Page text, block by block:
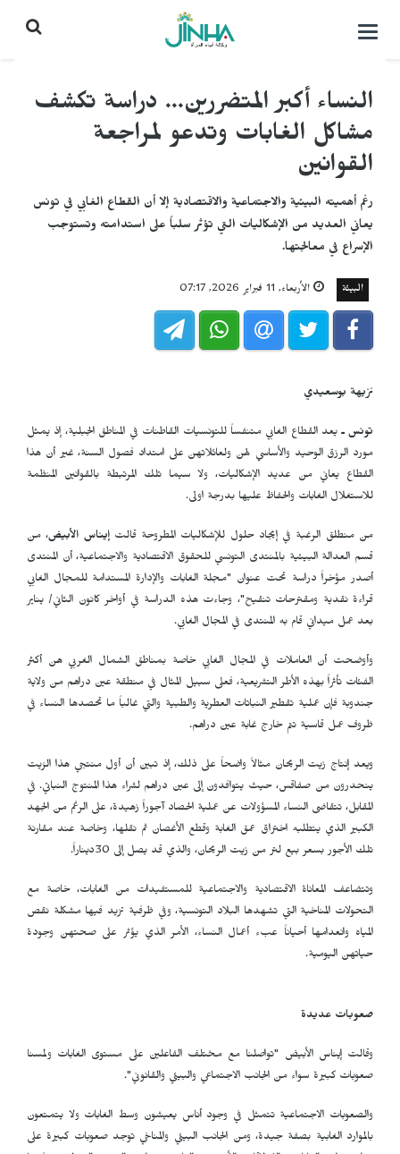
التحكم
النساء أكبر المتضررين... دراسة تكشف
مشاكل الغابات وتدعو لمراجعة
القوانين
رغم أهميته البيئية والاجتماعية والاقتصادية إلا أن القطاع الغابي في تونس
يعاني العديد من الإشكاليات التي تؤثر سلباً على استدامته وتستوجب
الإسراع في معالجتها.
البيئة الأربعاء, 11 فبراير 2026, 07:17
نزيهة بوسعيدي
تونس ـ يعد القطاع الغابي متنفساً للتونسيات القاطنات في المناطق الجبلية، إذ يمثل
مورد الرزق الوحيد والأساسي لهن ولعائلاتهن على امتداد فصول السنة، غير أن هذا
القطاع يعاني من عديد الإشكاليات، ولا سيما تلك المرتبطة بالقوانين المنظمة
للاستغلال الغابات والحفاظ عليها بدرجة اولى.
من منطلق الرغبة في إيجاد حلول للإشكاليات المطروحة قالتإيناس الأبيض، من
قسم العدالة البيئية بالمنتدى التونسي للحقوق الاقتصادية والاجتماعية، أن المنتدى
أصدر مؤخراً دراسة تحت عنوان "مجلة الغابات والإدارة المستدامة للمجال الغابي
قراءة نقدية ومقترحات تنقيح"، وجاءت هذه الدراسة في أواخر كانون الثاني/ يناير
بعد عمل ميداني قام به المنتدى في المجال الغابي.
وأوضحت أن العاملات في المجال الغابي خاصة بمناطق الشمال الغربي هن أكثر
الفئات تأثراً بهذه الأطر التشريعية، فعلى سبيل المثال في منطقة عين دراهم من ولاية
جندوبة فإن عملية تقطير النباتات العطرية والطبية والتي غالباً ما تحصدها النساء في
ظروف عمل قاسية تتم خارج غابة عين دراهم.
ويعد إنتاج زيت الريحان مثالاً واضحاً على ذلك، إذ تبين أن أول منتجي هذا الزيت
ينحدرون من صفاقس، حيث يتوافدون إلى عين دراهم لشراء هذا المنتوج النباتي. في
المقابل، تتقاضى النساء المسؤولات عن عملية الحصاد آجوراً زهيدة، على الرغم من الجهد
الكبير الذي يتطلبه اختراق عمق الغابة وقطع الأغصان ثم نقلها، وخاصة عند مقارنة
تلك الأجور بسعر بيع لتر من زيت الريحان، والذي قد يصل إلى 30ديناراً.
وتتضاعف المعاناة الاقتصادية والاجتماعية للمستفيدات من الغابات، خاصة مع
التحولات المناخية التي تشهدها البلاد التونسية، وفي ظرفية تزيد فيها مشكلة نقص
المياه وانعدامها أحياناً عبء أعمال النساء، الأمر الذي يؤثر على صحتهن وجودة
حياتهن اليومية.
صعوبات عديدة
وقالت إيناس الأبيض "تواصلنا مع مختلف الفاعلين على مستوى الغابات ولمسنا
صعوبات كبيرة سواء من الجانب الاجتماعي والبيئي والقانوني".
والصعوبات الاجتماعية تتمثل في وجود أناس يعيشون وسط الغابات ولا يتمتعون
بالموارد الغابية بصفة جيدة، ومن الجانب البيئي والمناخي توجد صعوبات كبيرة على